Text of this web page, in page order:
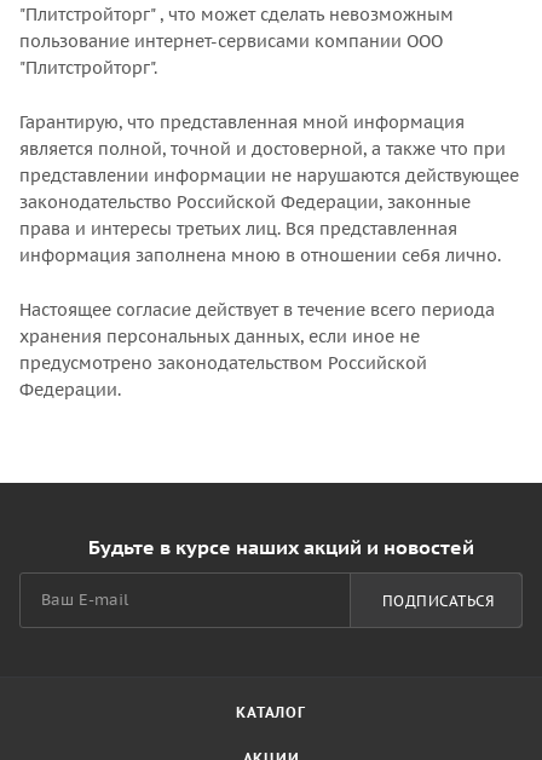
"Плитстройторг" , что может сделать невозможным
пользование интернет-сервисами компании ООО
"Плитстройторг".
Гарантирую, что представленная мной информация
является полной, точной и достоверной, а также что при
представлении информации не нарушаются действующее
законодательство Российской Федерации, законные
права и интересы третьих лиц. Вся представленная
информация заполнена мною в отношении себя лично.
Настоящее согласие действует в течение всего периода
хранения персональных данных, если иное не
предусмотрено законодательством Российской
Федерации.
Будьте в курсе наших акций и новостей
ПОДПИСАТЬСЯ
КАТАЛОГ